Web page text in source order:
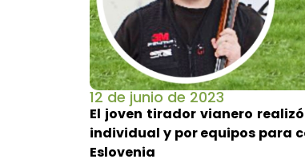
12 de junio de 2023
El joven tirador vianero
individual y por equipos para
Eslovenia